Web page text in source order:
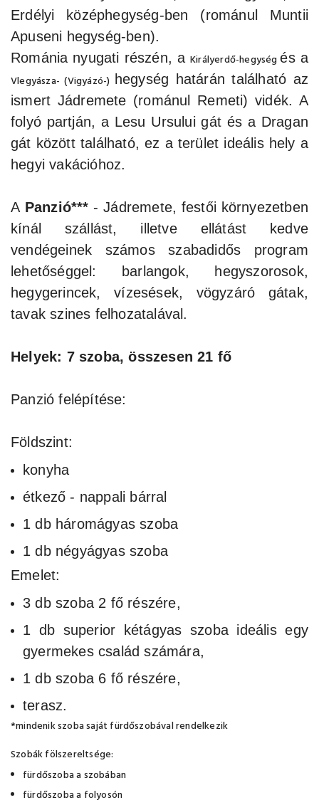
Erdélyi középhegység-ben (románul Muntii
Apuseni hegység-ben).
Románia nyugati részén, aKirályerdő-hegységés a
Vlegyásza- (Vigyázó-) hegység határán található az
ismert Jádremete (románul Remeti) vidék. A
folyó partján, a Lesu Ursului gát és a Dragan
gát között található, ez a terület ideális hely a
hegyi vakációhoz.
A Panzió***- Jádremete, festői környezetben
kínál szállást, illetve ellátást kedve
vendégeinek számos szabadidős program
lehetőséggel: barlangok, hegyszorosok,
hegygerincek, vízesések, vögyzáró gátak,
tavak szines felhozatalával.
Helyek: 7 szoba, összesen 21 fő
Panzió felépítése:
Földszint:
konyha
étkező - nappali bárral
1 db háromágyas szoba
1 db négyágyas szoba
Emelet:
3 db szoba 2 fő részére,
1 db superior kétágyas szoba ideális egy
gyermekes család számára,
1 db szoba 6 fő részére,
terasz.
*mindenik szoba saját fürdőszobával rendelkezik
Szobák fölszereltsége:
fürdőszoba a szobában
fürdőszoba a folyosón